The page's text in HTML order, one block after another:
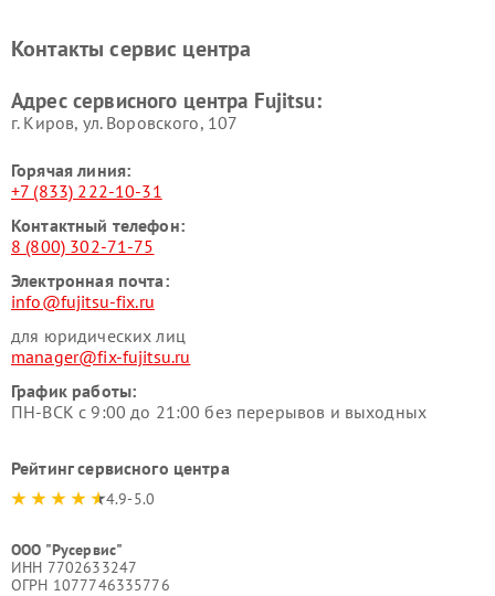
Контакты сервис центра
Адрес сервисного центра Fujitsu:
г. Киров, ул. Воровского, 107
Горячая линия:
+7 (833) 222-10-31
Контактный телефон:
8 (800) 302-71-75
Электронная почта:
info@fujitsu-fix.ru
для юридических лиц
manager@fix-fujitsu.ru
График работы:
ПН-ВСК с 9:00 до 21:00 без перерывов и выходных
Рейтинг сервисного центра
4.9-5.0
ООО "Русервис"
ИНН 7702633247
ОГРН 1077746335776